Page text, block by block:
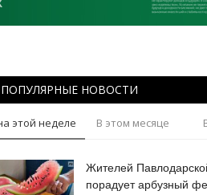
ПОПУЛЯРНЫЕ НОВОСТИ
этой неделе В этом месяце
Жителей
порадует арбузный